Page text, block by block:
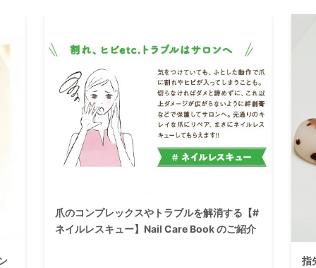
爪のコンプレックスやトラブルを解消する【#
ネイルレスキュー】Nail Care Book のご紹介
指